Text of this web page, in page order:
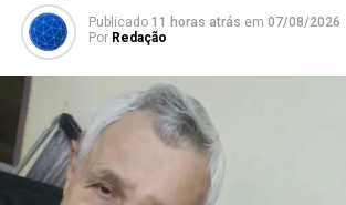
Publicado 11 horas atrás em 07/08/2026
Por Redação